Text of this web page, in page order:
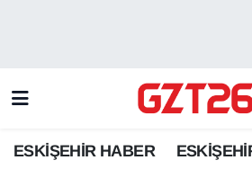
ESKİŞEHİR HABER
ESKİŞEHİRSPOR
GÜNDEM
Odunpazarı Trafik Yoğunluk
Süper Lig Puan Durumu ve